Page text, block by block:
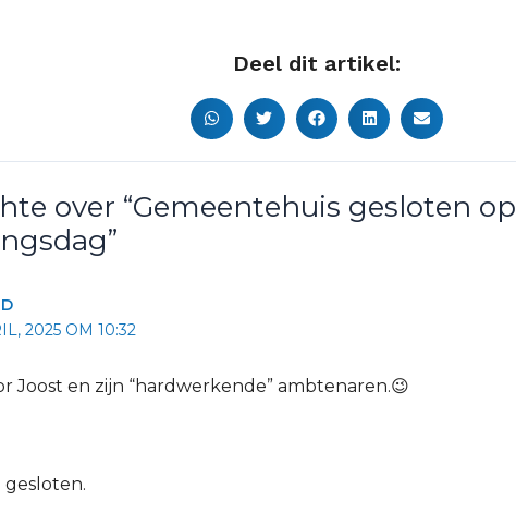
Deel dit artikel:
over “Gemeentehuis gesloten op
2025 OM 10:32
Joost en zijn “hardwerkende” ambtenaren.😉
gesloten.